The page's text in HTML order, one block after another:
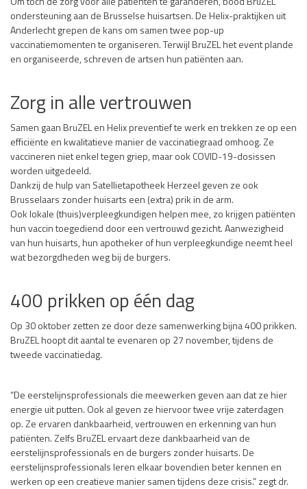
Om toch de zorg voor alle patiënten te garanderen, bood BruZEL
ondersteuning aan de Brusselse huisartsen. De Helix-praktijken uit
Anderlecht grepen de kans om samen twee pop-up
vaccinatiemomenten te organiseren. Terwijl BruZEL het event plande
en organiseerde, schreven de artsen hun patiënten aan.
Zorg in alle vertrouwen
Samen gaan BruZEL en Helix preventief te werk en trekken ze op een
efficiënte en kwalitatieve manier de vaccinatiegraad omhoog. Ze
vaccineren niet enkel tegen griep, maar ook COVID-19-dosissen
worden uitgedeeld.
Dankzij de hulp van Satellietapotheek Herzeel geven ze ook
Brusselaars zonder huisarts een (extra) prik in de arm.
Ook lokale (thuis)verpleegkundigen helpen mee, zo krijgen patiënten
hun vaccin toegediend door een vertrouwd gezicht. Aanwezigheid
van hun huisarts, hun apotheker of hun verpleegkundige neemt heel
wat bezorgdheden weg bij de burgers.
400 prikken op één dag
Op 30 oktober zetten ze door deze samenwerking bijna 400 prikken.
BruZEL hoopt dit aantal te evenaren op 27 november, tijdens de
tweede vaccinatiedag.
“De eerstelijnsprofessionals die meewerken geven aan dat ze hier
energie uit putten. Ook al geven ze hiervoor twee vrije zaterdagen
op. Ze ervaren dankbaarheid, vertrouwen en erkenning van hun
patiënten. Zelfs BruZEL ervaart deze dankbaarheid van de
eerstelijnsprofessionals en de burgers zonder huisarts. De
eerstelijnsprofessionals leren elkaar bovendien beter kennen en
werken op een creatieve manier samen tijdens deze crisis.” zegt dr.